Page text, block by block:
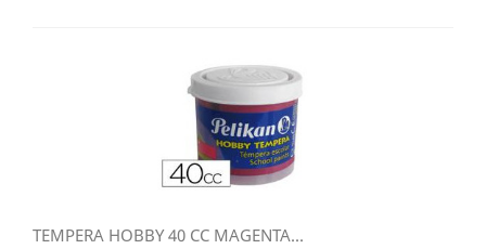
TEMPERA HOBBY 40 CC MAGENTA...